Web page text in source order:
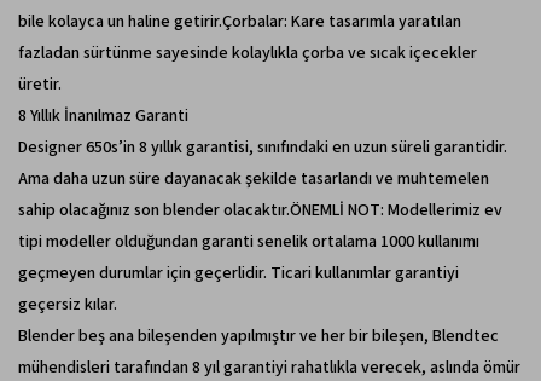
bile kolayca un haline getirir.Çorbalar: Kare tasarımla yaratılan
fazladan sürtünme sayesinde kolaylıkla çorba ve sıcak içecekler
üretir.
8 Yıllık İnanılmaz Garanti
Designer 650s’in 8 yıllık garantisi, sınıfındaki en uzun süreli garantidir.
Ama daha uzun süre dayanacak şekilde tasarlandı ve muhtemelen
sahip olacağınız son blender olacaktır.ÖNEMLİ NOT: Modellerimiz ev
tipi modeller olduğundan garanti senelik ortalama 1000 kullanımı
geçmeyen durumlar için geçerlidir. Ticari kullanımlar garantiyi
geçersiz kılar.
Blender beş ana bileşenden yapılmıştır ve her bir bileşen, Blendtec
mühendisleri tarafından 8 yıl garantiyi rahatlıkla verecek, aslında ömür